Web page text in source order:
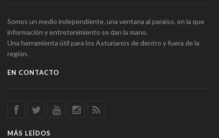
Somos un medio independiente, una ventana al paraíso, en la que
información y entretenimiento se dan la mano.
Una herramienta útil para los Asturianos de dentro y fuera de la
región.
EN CONTACTO
MÁS LEÍDOS